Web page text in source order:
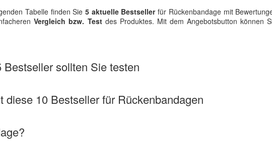
Tabelle finden Sie 5 aktuelle Bestsellerfür Rückenbandage mit
Vergleich bzw. Testdes Produktes. Mit dem Angebotsbutton können
sollten Sie testen
diese 10 Bestseller für Rückenbandagen